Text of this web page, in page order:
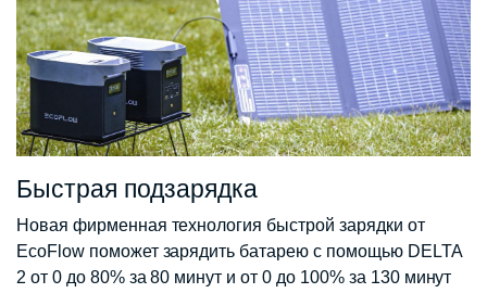
Быстрая подзарядка
Новая фирменная технология быстрой зарядки от
EcoFlow поможет зарядить батарею с помощью DELTA
2 от 0 до 80% за 80 минут и от 0 до 100% за 130 минут